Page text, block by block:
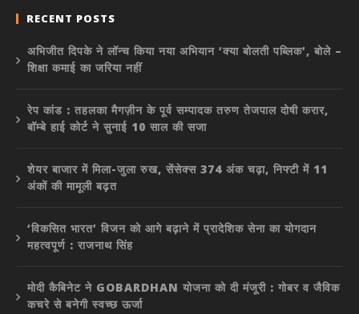
RECENT POSTS
अभिजीत दिपके ने लॉन्च किया नया अभियान ‘क्या बोलती पब्लिक’, बोले –
शिक्षा कमाई का जरिया नहीं
रेप कांड : तहलका मैगज़ीन के पूर्व सम्पादक तरुण तेजपाल दोषी करार,
बॉम्बे हाई कोर्ट ने सुनाई 10 साल की सजा
शेयर बाजार में मिला-जुला रुख, सेंसेक्स 374 अंक चढ़ा, निफ्टी में 11
अंकों की मामूली बढ़त
‘विकसित भारत’ विजन को आगे बढ़ाने में प्रादेशिक सेना का योगदान
महत्वपूर्ण : राजनाथ सिंह
मोदी कैबिनेट ने GOBARDHAN योजना को दी मंजूरी : गोबर व जैविक
कचरे से बनेगी स्वच्छ ऊर्जा